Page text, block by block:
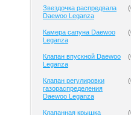
Звездочка распредвала
Daewoo Leganza
(
Камера сапуна Daewoo
Leganza
(
Клапан впускной Daewoo
Leganza
(
Клапан регулировки
газораспределения
Daewoo Leganza
(
Клапанная крышка (